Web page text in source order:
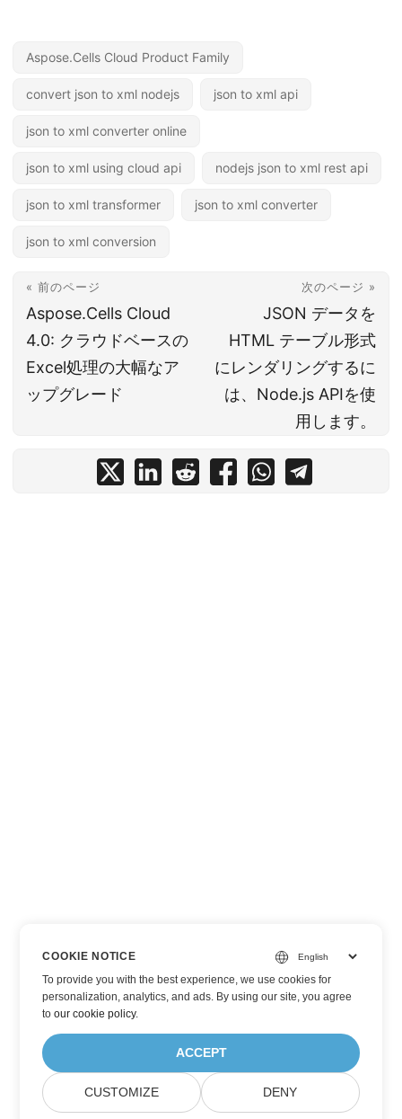
Aspose.Cells Cloud Product Family
convert json to xml nodejs json to xml api
json to xml converter online
json to xml using cloud api nodejs json to xml rest api
json to xml transformer json to xml converter
json to xml conversion
« 前のページ
Aspose.Cells Cloud
4.0: クラウドベースの
Excel処理の大幅なア
ップグレード
次のページ »
JSON データを
HTML テーブル形式
にレンダリングするに
は、Node.js APIを使
用します。
COOKIE NOTICE
To provide you with the best experience, we use cookies for
personalization, analytics, and ads. By using our site, you agree
toour cookie policy.
ACCEPT
CUSTOMIZE DENY